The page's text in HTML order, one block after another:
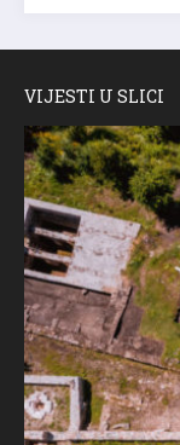
VIJESTI U SLICI